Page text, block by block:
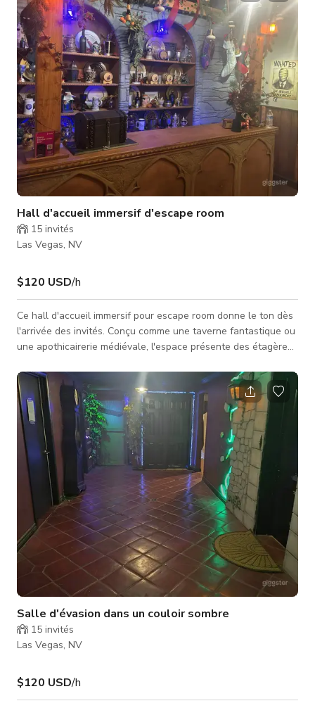
streaming, ce studio est votre maison ultime pour voler, faire
des figures et bouger—où que vous soyez ! Studio 2 avec 16
ba
Hall d'accueil immersif d'escape room
15 invités
Las Vegas, NV
$120 USD/h
Ce hall d'accueil immersif pour escape room donne le ton dès
l'arrivée des invités. Conçu comme une taverne fantastique ou
une apothicairerie médiévale, l'espace présente des étagères
lanternes suspendues, et des accessoires sélectionnés
incluant des gobelets, tonneaux, bouteilles et décorations
thématiques. Un éclairage d'ambiance chaleureux mêlé à des
accents colorés subtils crée une atmosphère cosy mais
mystérieuse,
Salle d'évasion dans un couloir sombre
15 invités
Las Vegas, NV
$120 USD/h